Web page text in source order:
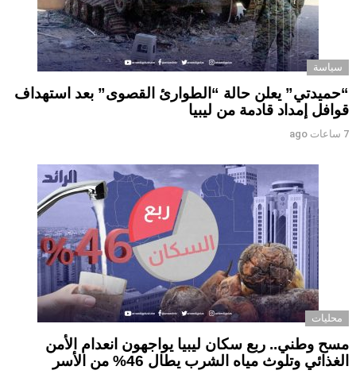
سياسة
“حميدتي” يعلن حالة “الطوارئ القصوى” بعد استهداف
قوافل إمداد قادمة من ليبيا
7 ساعات ago
محليات
مسح وطني.. ربع سكان ليبيا يواجهون انعدام الأمن
الغذائي وتلوث مياه الشرب يطال 46% من الأسر